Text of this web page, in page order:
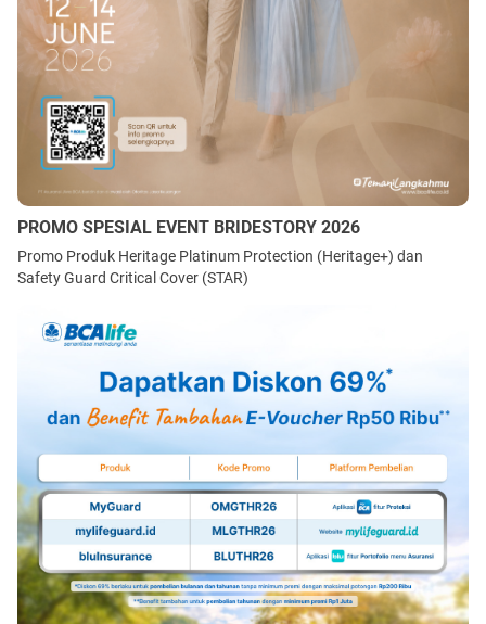
PROMO SPESIAL EVENT BRIDESTORY 2026
Promo Produk Heritage Platinum Protection (Heritage+) dan
Safety Guard Critical Cover (STAR)